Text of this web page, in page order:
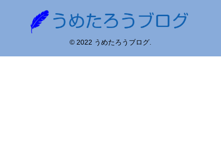
© 2022 うめたろうブログ.